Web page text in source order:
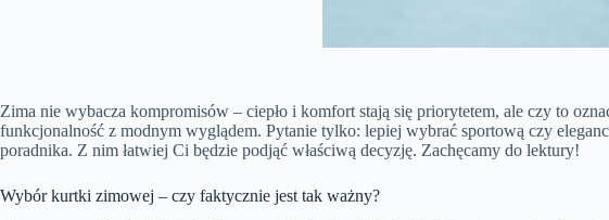
Zima nie wybacza kompromisów – ciepło i komfort stają się priorytetem, ale czy to
funkcjonalność z modnym wyglądem. Pytanie tylko: lepiej wybrać sportową czy
poradnika. Z nim łatwiej Ci będzie podjąć właściwą decyzję. Zachęcamy do lektury!
Wybór kurtki zimowej – czy faktycznie jest tak ważny?